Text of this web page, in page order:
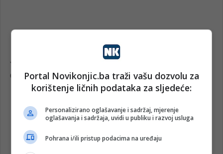
Portal Novikonjic.ba traži vašu dozvolu za
korištenje ličnih podataka za sljedeće:
Personalizirano oglašavanje i sadržaj, mjerenje
oglašavanja i sadržaja, uvidi u publiku i razvoj usluga
Pohrana i/ili pristup podacima na uređaju